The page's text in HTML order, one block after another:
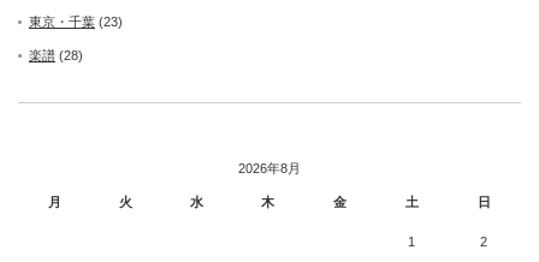
東京・千葉 (23)
楽譜 (28)
2026年8月
月 火 水 木 金 土 日
1 2